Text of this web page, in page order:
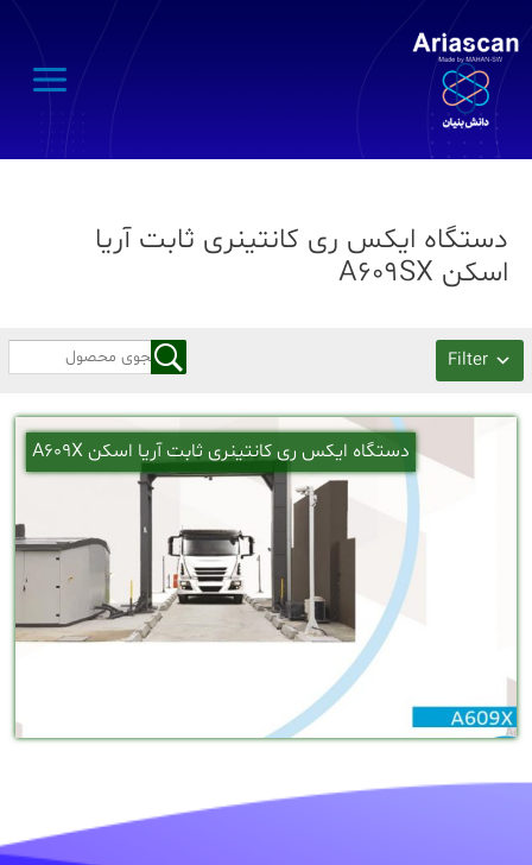
Main
دستگاه ایکس ری کانتینری ثابت آریا
اسکن A609SX
Filter
دستگاه ایکس ری کانتینری ثابت آریا اسکن A609X